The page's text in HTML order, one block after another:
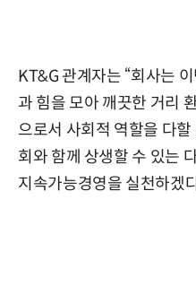
KT&G 관계자는 “회사는
과 힘을 모아 깨끗한 거리
으로서 사회적 역할을 다
회와 함께 상생할 수 있는
지속가능경영을 실천하겠